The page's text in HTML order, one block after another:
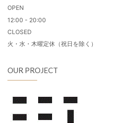
OPEN
12:00 - 20:00
CLOSED
火・水・木曜定休（祝日を除く）
OUR PROJECT